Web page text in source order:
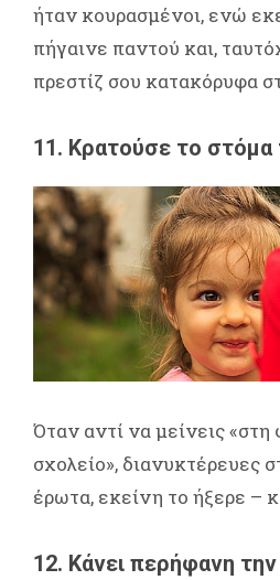
ήταν κουρασμένοι, ενώ
πήγαινε παντού και,
πρεστίζ σου κατακόρυφα
11. Κρατούσε το στόμα
Όταν αντί να μείνεις «στη
σχολείο», διανυκτέρευες
έρωτα, εκείνη το ήξερε –
12. Κάνει περήφανη την